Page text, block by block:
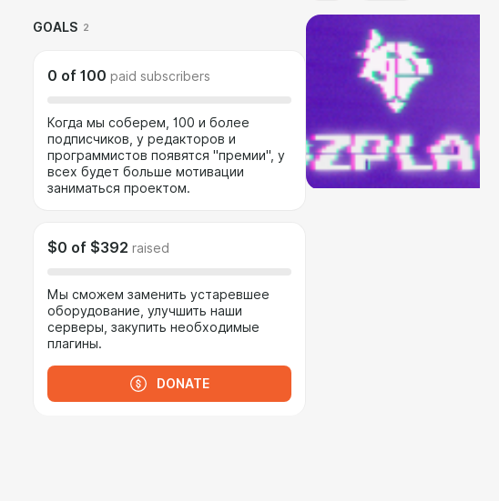
GOALS 2
0 of 100 paid subscribers
Когда мы соберем, 100 и более
подписчиков, у редакторов и
программистов появятся "премии", у
всех будет больше мотивации
заниматься проектом.
$0 of $392 raised
Мы сможем заменить устаревшее
оборудование, улучшить наши
серверы, закупить необходимые
плагины.
DONATE